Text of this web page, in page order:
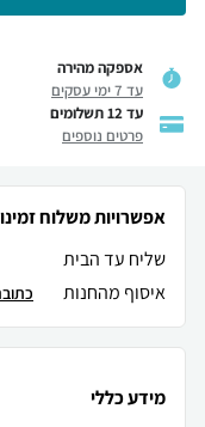
אספקה מהירה
עד 7 ימי עסקים
עד 12 תשלומים
פרטים נוספים
אפשרויות משלוח
שליח עד הבית
איסוף מהחנות
מידע כללי